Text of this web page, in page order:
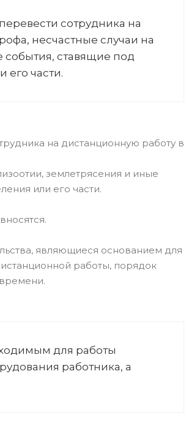
сотрудника на
несчастные случаи на
ставящие под
его части.
на дистанционную работу в
землетрясения и иные
или его части.
являющиеся основанием для
работы, порядок
для работы
работника, а